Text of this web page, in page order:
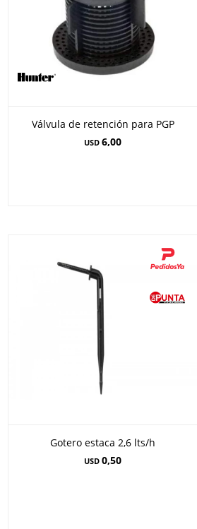
Válvula de retención para PGP
USD 6,00
Gotero estaca 2,6 lts/h
USD 0,50